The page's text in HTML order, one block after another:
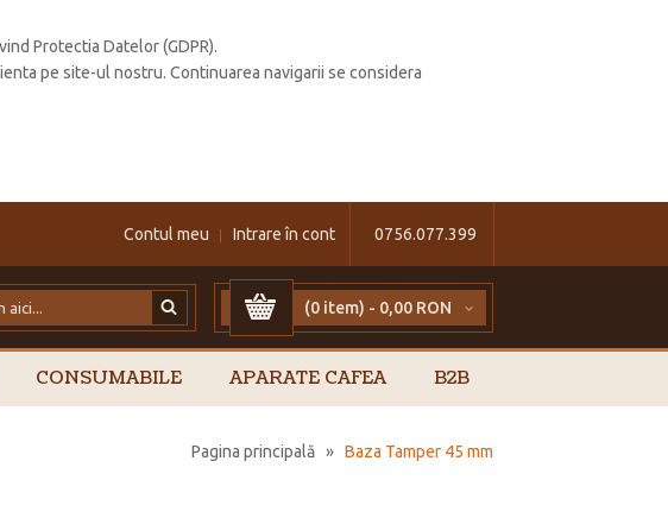
Protectia Datelor (GDPR).
pe site-ul nostru. Continuarea navigarii se considera
0756.077.399
Contul meu Intrare în cont
(0 item) - 0,00 RON
CONSUMABILE APARATE CAFEA B2B
Pagina principală » Baza Tamper 45 mm